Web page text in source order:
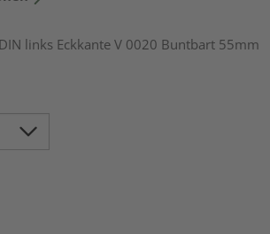
links Eckkante V 0020 Buntbart 55mm